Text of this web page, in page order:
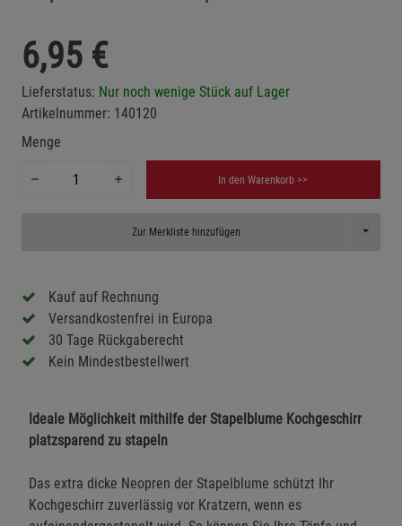
6,95 €
Lieferstatus: Nur noch wenige Stück auf Lager
Artikelnummer: 140120
Menge
In den Warenkorb >>
Zur Merkliste hinzufügen Toggle
Kauf auf Rechnung
Versandkostenfrei in Europa
30 Tage Rückgaberecht
Kein Mindestbestellwert
Ideale Möglichkeit mithilfe der Stapelblume Kochgeschirr
platzsparend zu stapeln
Das extra dicke Neopren der Stapelblume schützt Ihr
Kochgeschirr zuverlässig vor Kratzern, wenn es